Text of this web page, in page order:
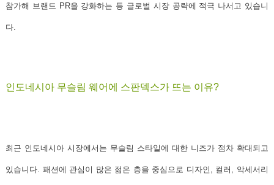
참가해 브랜드 PR을 강화하는 등 글로벌 시장 공략에 적극 나서고 있습니
다.
인도네시아 무슬림 웨어에 스판덱스가 뜨는 이유?
최근 인도네시아 시장에서는 무슬림 스타일에 대한 니즈가 점차 확대되고
있습니다. 패션에 관심이 많은 젊은 층을 중심으로 디자인, 컬러, 악세서리